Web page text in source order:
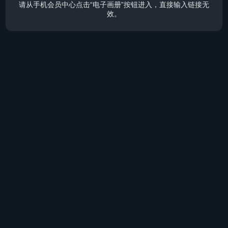
请从手机会员中心点击“电子画册”按钮进入，直接输入链接无
效。